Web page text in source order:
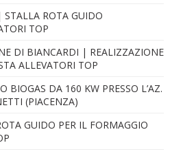
ROTA GUIDO
TOP
DI BIANCARDI | REALIZZAZIONE
ALLEVATORI TOP
BIOGAS DA 160 KW PRESSO L’AZ.
(PIACENZA)
GUIDO PER IL FORMAGGIO